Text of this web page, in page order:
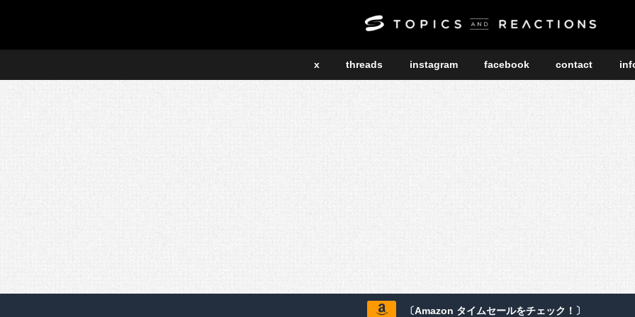
x threads instagram facebook contact
〔Amazon タイムセールをチェック！〕